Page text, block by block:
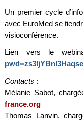
Un premier cycle
avec EuroMed se
visioconférence.
Lien vers le
Contacts :
Mélanie Sabot,
france.org
Thomas Lanvin,